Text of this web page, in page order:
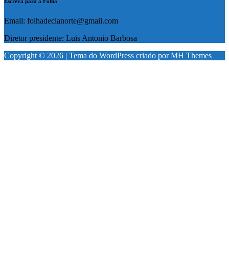
Email: folhadecianorte@gmail.com
Diretor presidente: Luis Antonio Barbosa
Copyright © 2026 | Tema do WordPress criado porMH Themes